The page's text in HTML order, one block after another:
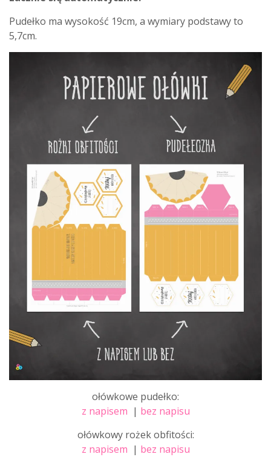
Pudełko ma wysokość 19cm, a wymiary podstawy to
5,7cm.
ołówkowe pudełko:
z napisem | bez napisu
ołówkowy rożek obfitości:
z napisem | bez napisu